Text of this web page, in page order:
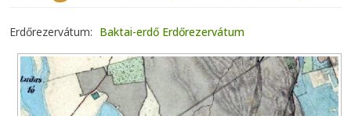
Erdőrezervátum Baktai-erdő Erdőrezervátum